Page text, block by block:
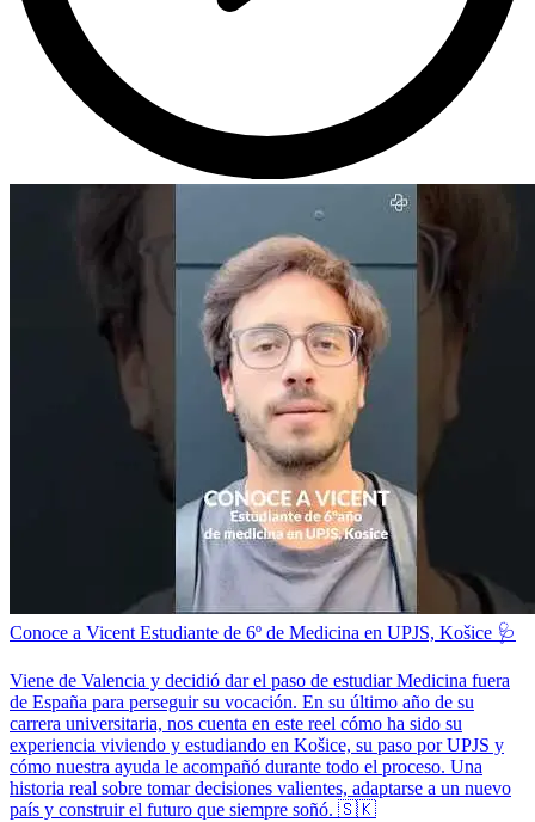
Conoce a Vicent Estudiante de 6º de Medicina en UPJS, Košice 🩺
Viene de Valencia y decidió dar el paso de estudiar Medicina fuera
de España para perseguir su vocación. En su último año de su
carrera universitaria, nos cuenta en este reel cómo ha sido su
experiencia viviendo y estudiando en Košice, su paso por UPJS y
cómo nuestra ayuda le acompañó durante todo el proceso. Una
historia real sobre tomar decisiones valientes, adaptarse a un nuevo
país y construir el futuro que siempre soñó. 🇸🇰